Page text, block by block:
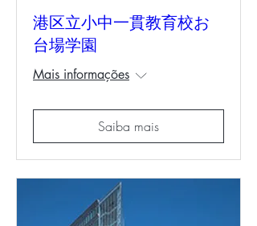
港区立小中一貫教育校お
台場学園
Mais informações
Saiba mais